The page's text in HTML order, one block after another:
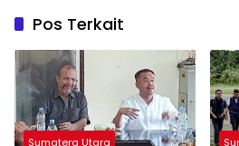
Pos Terkait
Sumatera Utara